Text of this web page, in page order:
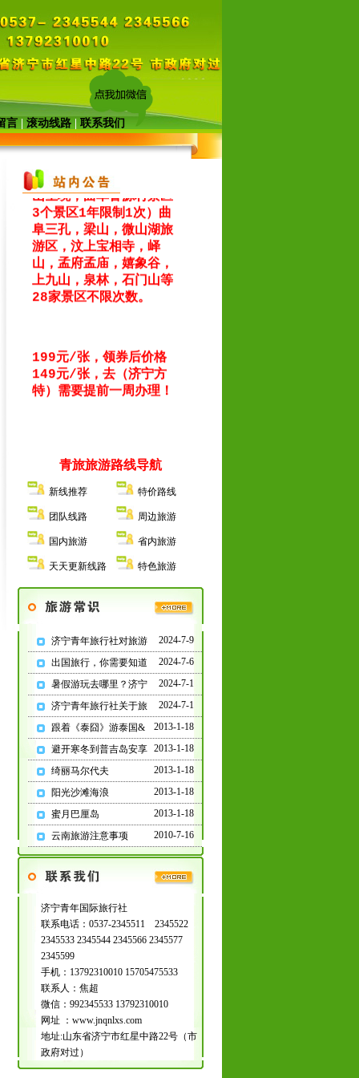
言| 滚动线路| 联系我们
2026年8月暑期旅游报
（点击文字查看）
济宁旅游一卡通年卡（济
山圣境，曲阜鲁源村景区
3个景区1年限制1次）曲
阜三孔，梁山，微山湖旅
游区，汶上宝相寺，峄
山，孟府孟庙，嬉象谷，
上九山，泉林，石门山等
28家景区不限次数。
149元/张，去（济宁方
特）需要提前一周办理！
旅游/团队定制/研学旅
行/红色教育/会务服务/
门票签证/夕阳红专列等
济宁人旅游报名就去红星
中路 “市政府对过青年旅
提示：报名选择正规旅游
合法资质的旅行社，并签
订统一电子旅游合同
微信1:992345533
微信2:15705475533微
信3:13792310010
电话：
2345566/2345544/2345599/
济宁周边大巴全域收客
中，参考集合地点如下：
济宁:居然之家/人民公园/
爱琴海
曲阜:游客集散中心
嘉祥:银座鱼台:新佳客多
汶上:联民超市对面
微山:文化广场商业街
金乡:中国银行门口 ;
青旅旅游路线导航
新线推荐 特价路线
团队线路 周边旅游
国内旅游 省内旅游
天天更新线路 特色旅游
济宁青年旅行社对旅游
2024-7-9
出国旅行，你需要知道
2024-7-6
暑假游玩去哪里？济宁
2024-7-1
济宁青年旅行社关于旅
2024-7-1
跟着《泰囧》游泰国&
2013-1-18
避开寒冬到普吉岛安享 2013-1-18
绮丽马尔代夫
2013-1-18
阳光沙滩海浪
2013-1-18
蜜月巴厘岛
2013-1-18
云南旅游注意事项
2010-7-16
济宁青年国际旅行社
联系电话：0537-2345511 2345522
2345533 2345544 2345566 2345577
2345599
手机：13792310010 15705475533
联系人：焦超
微信：992345533 13792310010
网址 ：www.jnqnlxs.com
地址:山东省济宁市红星中路22号（市
政府对过）